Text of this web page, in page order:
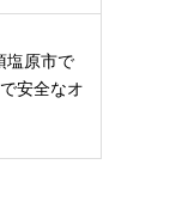
塩原市で
安全なオ